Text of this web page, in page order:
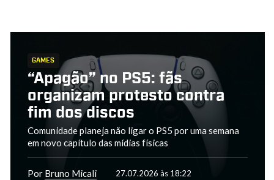
GAMES
“Apagão” no PS5: fãs
organizam protesto contra
fim dos discos
Comunidade planeja não ligar o PS5 por uma semana
em novo capítulo das mídias físicas
Por Bruno Micali 27.07.2026 às 18:22